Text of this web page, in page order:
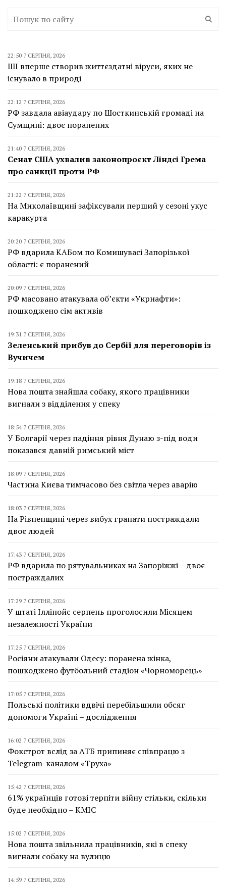
22:50 7 СЕРПНЯ, 2026
ШІ вперше створив життєздатні віруси, яких не
існувало в природі
22:12 7 СЕРПНЯ, 2026
РФ завдала авіаудару по Шосткинській громаді на
Сумщині: двоє поранених
21:40 7 СЕРПНЯ, 2026
Сенат США ухвалив законопроєкт Ліндсі Грема
про санкції проти РФ
21:22 7 СЕРПНЯ, 2026
На Миколаївщині зафіксували перший у сезоні укус
каракурта
20:20 7 СЕРПНЯ, 2026
РФ вдарила КАБом по Комишувасі Запорізької
області: є поранений
20:09 7 СЕРПНЯ, 2026
РФ масовано атакувала об’єкти «Укрнафти»:
пошкоджено сім активів
19:31 7 СЕРПНЯ, 2026
Зеленський прибув до Сербії для переговорів із
Вучичем
19:18 7 СЕРПНЯ, 2026
Нова пошта знайшла собаку, якого працівники
вигнали з відділення у спеку
18:54 7 СЕРПНЯ, 2026
У Болгарії через падіння рівня Дунаю з-під води
показався давній римський міст
18:09 7 СЕРПНЯ, 2026
Частина Києва тимчасово без світла через аварію
18:03 7 СЕРПНЯ, 2026
На Рівненщині через вибух гранати постраждали
двоє людей
17:43 7 СЕРПНЯ, 2026
РФ вдарила по рятувальниках на Запоріжжі – двоє
постраждалих
17:29 7 СЕРПНЯ, 2026
У штаті Іллінойс серпень проголосили Місяцем
незалежності України
17:25 7 СЕРПНЯ, 2026
Росіяни атакували Одесу: поранена жінка,
пошкоджено футбольний стадіон «Чорноморець»
17:05 7 СЕРПНЯ, 2026
Польські політики вдвічі перебільшили обсяг
допомоги Україні – дослідження
16:02 7 СЕРПНЯ, 2026
Фокстрот вслід за АТБ припиняє співпрацю з
Telegram-каналом «Труха»
15:42 7 СЕРПНЯ, 2026
61% українців готові терпіти війну стільки, скільки
буде необхідно – КМІС
15:02 7 СЕРПНЯ, 2026
Нова пошта звільнила працівників, які в спеку
вигнали собаку на вулицю
14:59 7 СЕРПНЯ, 2026